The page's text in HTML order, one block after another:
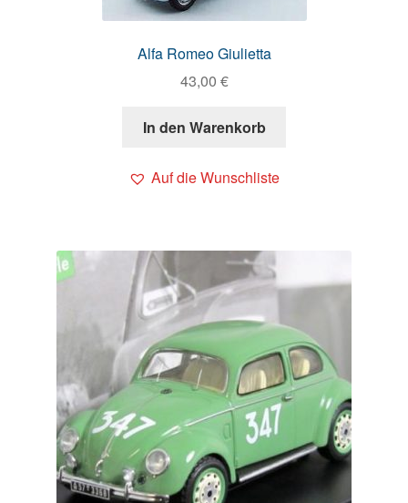
Alfa Romeo Giulietta
43,00 €
In den Warenkorb
Auf die Wunschliste